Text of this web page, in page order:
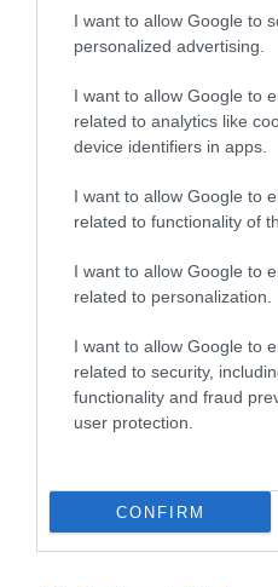
I want to allow Google to
personalized advertising.
I want to allow Google to
related to analytics like
device identifiers in apps.
I want to allow Google to
related to functionality of
I want to allow Google to
related to personalization.
I want to allow Google to
related to security,
functionality and fraud
user protection.
CONFIRM